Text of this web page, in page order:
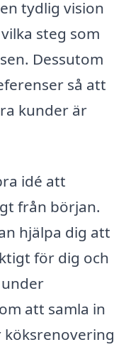
tydlig vision
steg som
Dessutom
så att
kunder är
idé att
från början.
hjälpa dig att
för dig och
att samla in